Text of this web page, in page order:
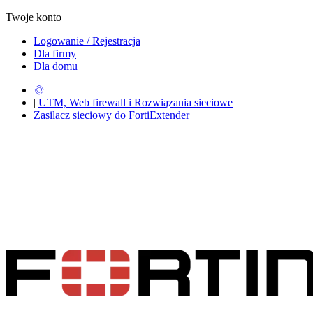
Twoje konto
Logowanie / Rejestracja
Dla firmy
Dla domu
| UTM, Web firewall i Rozwiązania sieciowe
Zasilacz sieciowy do FortiExtender